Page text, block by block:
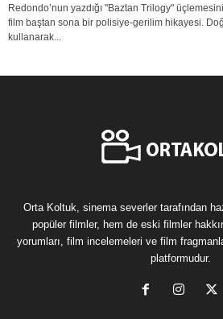
Redondo’nun yazdığı ''Baztan Trilogy''
film baştan sona bir polisiye-gerilim hikayesi.
kullanarak...
Orta Koltuk, sinema severler tarafından
popüler filmler, hem de eski filmler
yorumları, film incelemeleri ve film
platformudur.